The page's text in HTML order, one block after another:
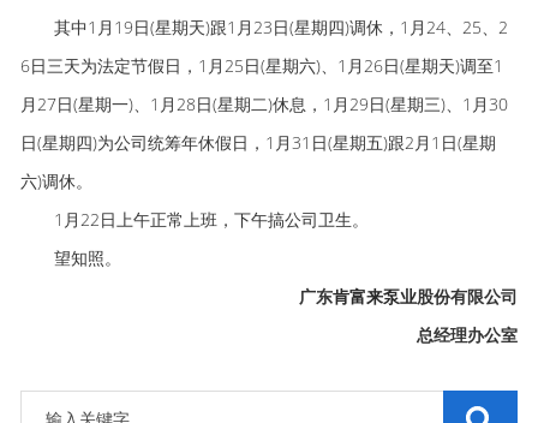
其中1月19日(星期天)跟1月23日(星期四)调休，1月24、25、2
6日三天为法定节假日，1月25日(星期六)、1月26日(星期天)调至1
月27日(星期一)、1月28日(星期二)休息，1月29日(星期三)、1月30
日(星期四)为公司统筹年休假日，1月31日(星期五)跟2月1日(星期
六)调休。
1月22日上午正常上班，下午搞公司卫生。
望知照。
广东肯富来泵业股份有限公司
总经理办公室